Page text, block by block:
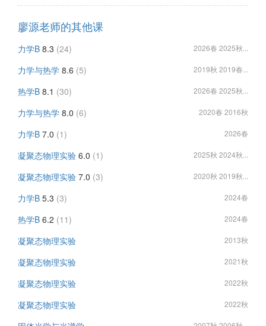
廖源老师的其他课
力学B 8.3 (24) 2026春 2025秋...
力学与热学 8.6 (5) 2019秋 2019春...
热学B 8.1 (30) 2026春 2025秋...
力学与热学 8.0 (6) 2020春 2016秋
力学B 7.0 (1) 2026春
凝聚态物理实验 6.0 (1) 2025秋 2024秋...
凝聚态物理实验 7.0 (3) 2020秋 2019秋...
力学B 5.3 (3) 2024春
热学B 6.2 (11) 2024春
凝聚态物理实验 2013秋
凝聚态物理实验 2021秋
凝聚态物理实验 2022秋
凝聚态物理实验 2022秋